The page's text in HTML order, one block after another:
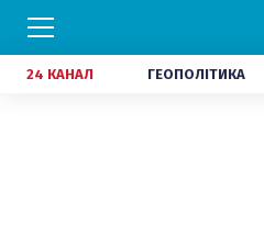
24 КАНАЛ ГЕОПОЛІТИКА